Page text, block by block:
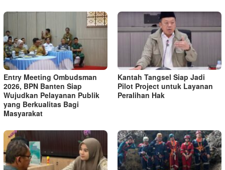
Entry Meeting Ombudsman
2026, BPN Banten Siap
Wujudkan Pelayanan Publik
yang Berkualitas Bagi
Masyarakat
Kantah Tangsel Siap Jadi
Pilot Project untuk Layanan
Peralihan Hak